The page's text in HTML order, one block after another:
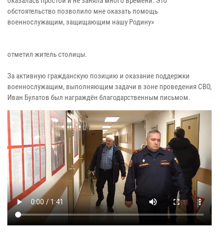
обстоятельство позволило мне оказать помощь
военнослужащим, защищающим нашу Родину»
отметил житель столицы.
За активную гражданскую позицию и оказание поддержки
военнослужащим, выполняющим задачи в зоне проведения СВО,
Иван Булатов был награждён благодарственным письмом.